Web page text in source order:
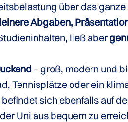
über das
Abgaben,
ließ aber
– groß, modern und
Tennisplätze oder ein
sich ebenfalls auf
Uni aus bequem zu